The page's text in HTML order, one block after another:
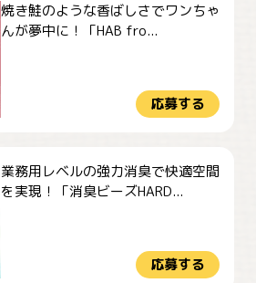
焼き鮭のような香ばしさでワンちゃ
んが夢中に！「HAB fro...
応募する
業務用レベルの強力消臭で快適空間
を実現！「消臭ビーズHARD...
応募する